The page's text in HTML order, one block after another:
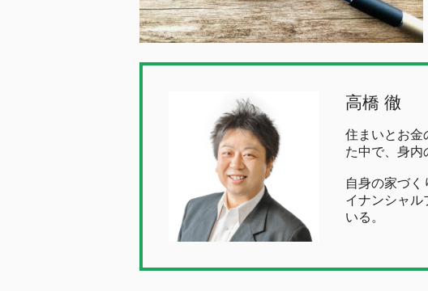
高橋 徹
住まいとお金
た中で、身内
自身の家づ
イナンシャル
いる。